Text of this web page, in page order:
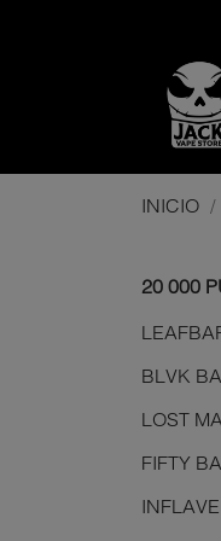
INICIO
20 000
BLVK
LOST
FIFTY
INFLAVE